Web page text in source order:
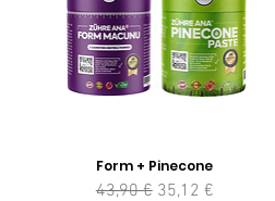
Form + Pinecone
Standardpreis
43,90 € Sale-Preis
35,12 €